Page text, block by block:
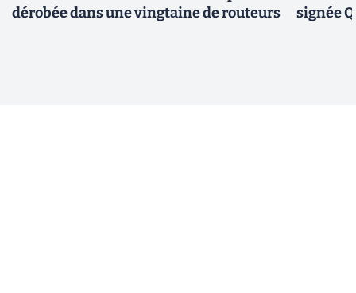
dérobée dans une vingtaine de routeurs
signée